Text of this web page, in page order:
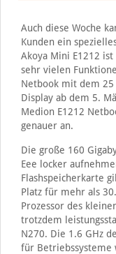
Auch diese Woche
Kunden ein
Akoya Mini E1212
sehr vielen
Netbook mit dem 25
Display ab dem 5.
Medion E1212
genauer an.
Die große 160
Eee locker
Flashspeicherkarte
Platz für mehr als
Prozessor des
trotzdem
N270. Die 1.6 GHz
für Betriebssysteme